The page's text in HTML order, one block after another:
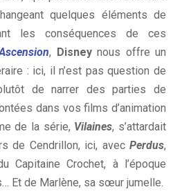
quelques éléments de
les conséquences de ces
, Disneynous offre un
: ici, il n’est pas question de
de narrer des parties de
dans vos films d’animation
de la série, Vilaines, s’attardait
de Cendrillon, ici, avec Perdus,
Capitaine Crochet, à l’époque
Et de Marlène, sa sœur jumelle.